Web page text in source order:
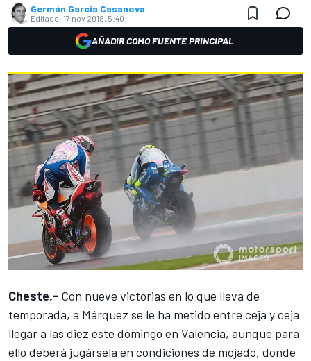
Germán Garcia Casanova
Editado: 17 nov 2018, 5:40
AÑADIR COMO FUENTE PRINCIPAL
Cheste.- Con nueve victorias en lo que lleva de
temporada, a Márquez se le ha metido entre ceja y ceja
llegar a las diez este domingo en Valencia, aunque para
ello deberá jugársela en condiciones de mojado, donde